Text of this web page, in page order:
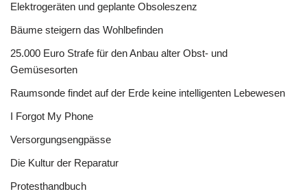
Elektrogeräten und geplante Obsoleszenz
Bäume steigern das Wohlbefinden
25.000 Euro Strafe für den Anbau alter Obst- und
Gemüsesorten
Raumsonde findet auf der Erde keine intelligenten Lebewesen
I Forgot My Phone
Versorgungsengpässe
Die Kultur der Reparatur
Protesthandbuch